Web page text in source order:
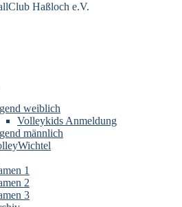
Haßloch e.V.
weiblich
Volleykids Anmeldung
männlich
1
2
3